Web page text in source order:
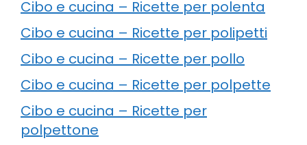
Cibo e cucina – Ricette per polenta
Cibo e cucina – Ricette per polipetti
Cibo e cucina – Ricette per pollo
Cibo e cucina – Ricette per polpette
Cibo e cucina – Ricette per
polpettone